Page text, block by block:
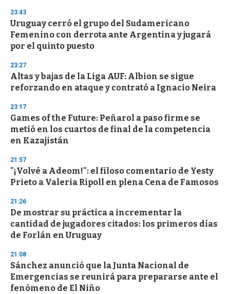
3
s
e
c
o
d
s
23:43
Uruguay cerró el grupo del Sudamericano
Femenino con derrota ante Argentina y jugará
por el quinto puesto
23:27
Altas y bajas de la Liga AUF: Albion se sigue
reforzando en ataque y contrató a Ignacio Neira
23:17
Games of the Future: Peñarol a paso firme se
metió en los cuartos de final de la competencia
en Kazajistán
21:57
"¡Volvé a Adeom!": el filoso comentario de Yesty
Prieto a Valeria Ripoll en plena Cena de Famosos
21:26
De mostrar su práctica a incrementar la
cantidad de jugadores citados: los primeros días
de Forlán en Uruguay
21:08
Sánchez anunció que la Junta Nacional de
Emergencias se reunirá para prepararse ante el
fenómeno de El Niño